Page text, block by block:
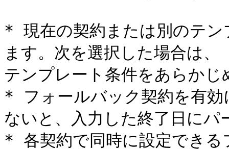
* 現在の契約または別のテン
ます。次を選択した場合は
テンプレート条件をあらか
* フォールバック契約を有
ないと、入力した終了日に
* 各契約で同時に設定できる